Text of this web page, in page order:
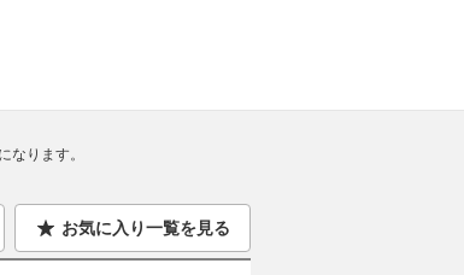
ります。
お気に入り一覧を見る